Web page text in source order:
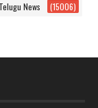
Telugu News (15006)